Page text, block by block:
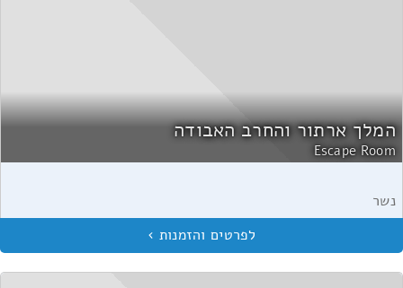
המלך ארתור והחרב האבודה
Escape Room
נשר